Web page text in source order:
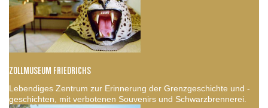
ZOLLMUSEUM FRIEDRICHS
Lebendiges Zentrum zur Erinnerung der Grenzgeschichte und -
geschichten, mit verbotenen Souvenirs und Schwarzbrennerei.